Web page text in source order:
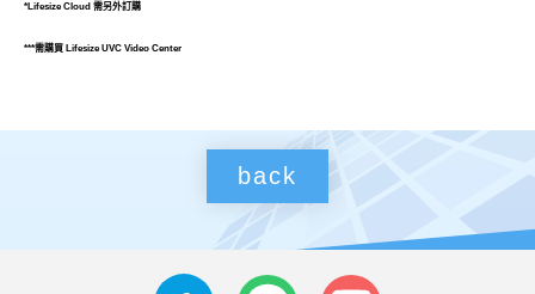
*Lifesize Cloud 需另外訂購
***需購買 Lifesize UVC Video Center
back